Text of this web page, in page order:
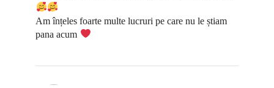
Am înțeles foarte multe lucruri pe care nu le știam
pana acum